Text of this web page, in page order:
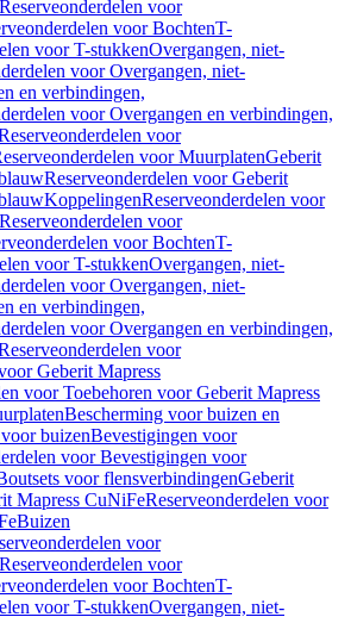
Reserveonderdelen voor
voor BochtenT-
voor T-stukkenOvergangen, niet-
voor Overgangen, niet-
en verbindingen,
voor Overgangen en verbindingen,
voor
voor MuurplatenGeberit
Reserveonderdelen voor Geberit
KoppelingenReserveonderdelen voor
Reserveonderdelen voor
voor BochtenT-
voor T-stukkenOvergangen, niet-
voor Overgangen, niet-
en verbindingen,
voor Overgangen en verbindingen,
voor
Geberit Mapress
voor Toebehoren voor Geberit Mapress
Bescherming voor buizen en
buizenBevestigingen voor
voor Bevestigingen voor
voor flensverbindingenGeberit
Mapress CuNiFeReserveonderdelen voor
Buizen
voor
Reserveonderdelen voor
voor BochtenT-
voor T-stukkenOvergangen, niet-